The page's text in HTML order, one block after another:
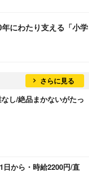
にわたり支える「小学
さらに見る
し/絶品まかないがたっ
から・時給2200円/直